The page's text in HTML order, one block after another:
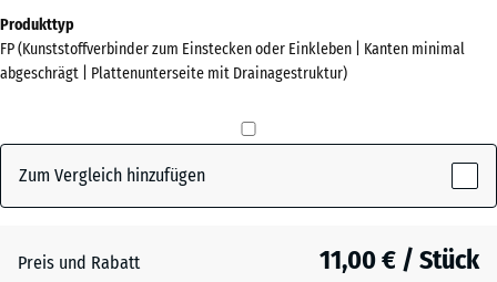
Farben?
Farbpalette
Tomatenrot(active)
Abmessungen
für
den
x
500
Produkttyp
FP (Kunststoffverbinder zum Einstecken oder Einkleben | Kanten minimal
abgeschrägt | Plattenunterseite mit Drainagestruktur)
Zum Vergleich hinzufügen
Preis und Rabatt 11,00 € / Stück